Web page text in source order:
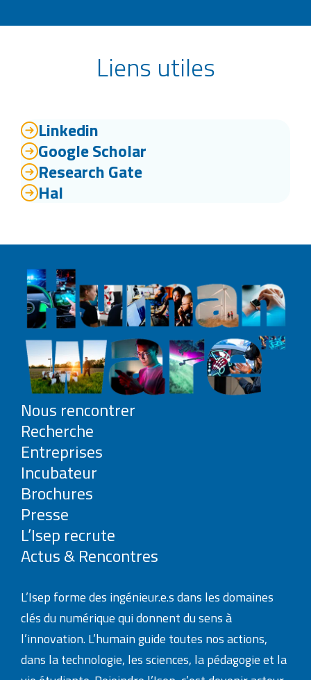
Liens utiles
Linkedin
Google Scholar
Research Gate
Hal
Nous rencontrer
Recherche
Entreprises
Incubateur
Brochures
Presse
L’Isep recrute
Actus & Rencontres
L’Isep forme des ingénieur.e.s dans les domaines
clés du numérique qui donnent du sens à
l’innovation. L’humain guide toutes nos actions,
dans la technologie, les sciences, la pédagogie et la